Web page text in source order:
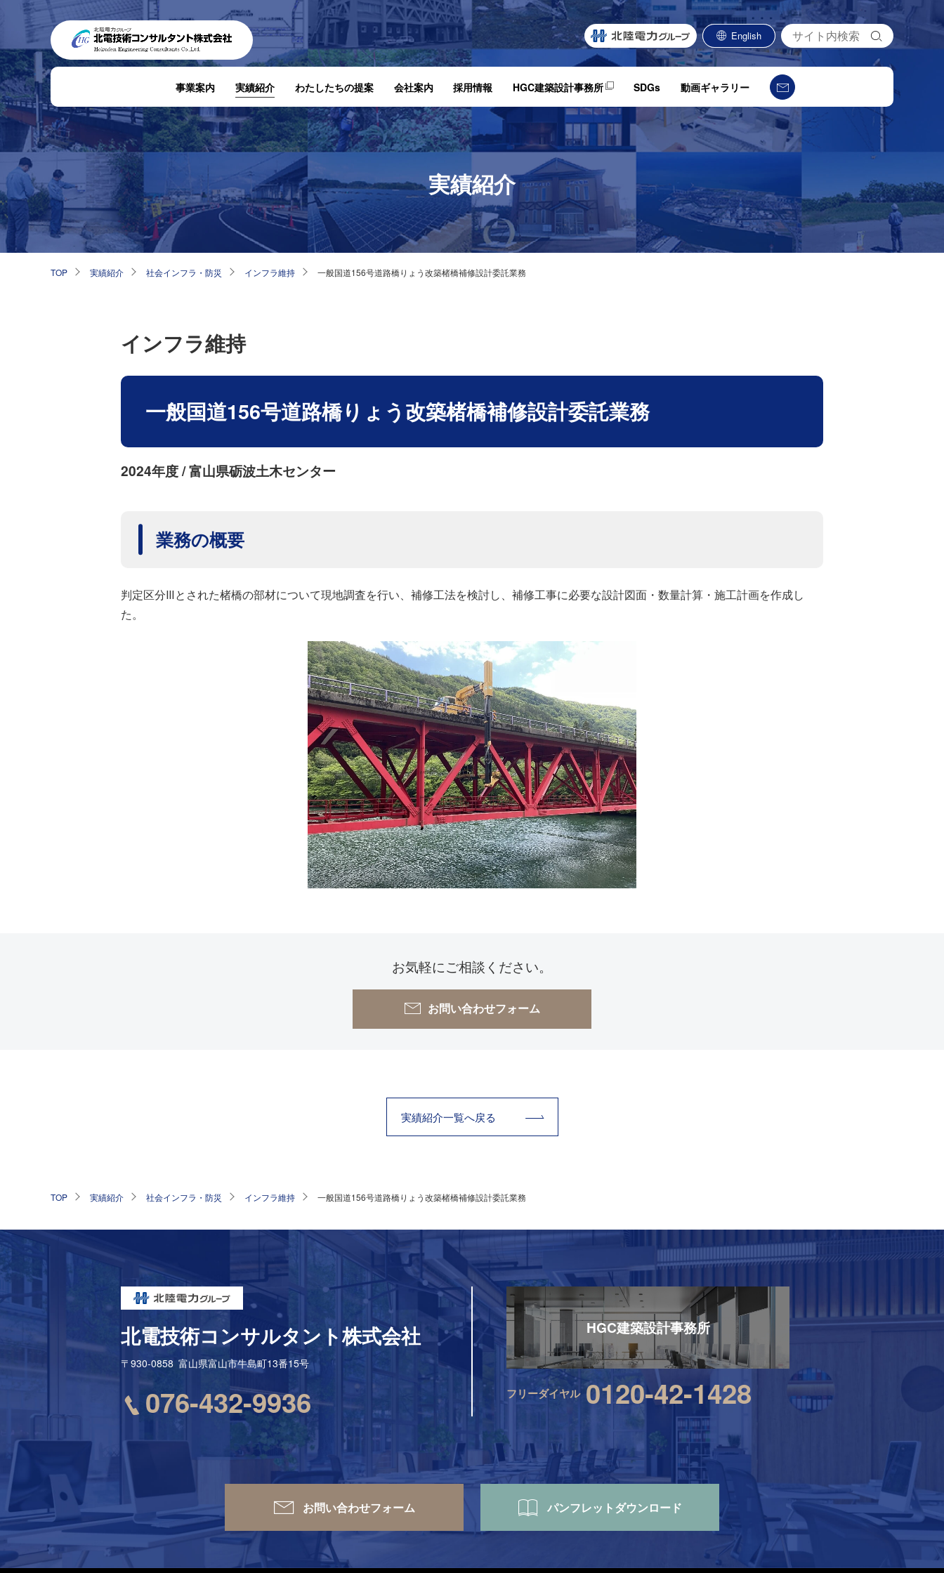
English 検
索
事業案内 実績紹介 わたしたちの提案 会社案内 採用情報 HGC建築設計事務所 SDGs 動画ギャラリー
実績紹介
TOP 実績紹介 社会インフラ・防災 インフラ維持 一般国道156号道路橋りょう改築楮橋補修設計委託業務
インフラ維持
一般国道156号道路橋りょう改築楮橋補修設計委託業務
2024年度 / 富山県砺波土木センター
業務の概要
判定区分Ⅲとされた楮橋の部材について現地調査を行い、補修工法を検討し、補修工事に必要な設計図面・数量計算・施工計画を作成し
た。
お気軽にご相談ください。
お問い合わせフォーム
実績紹介⼀覧へ戻る
TOP 実績紹介 社会インフラ・防災 インフラ維持 一般国道156号道路橋りょう改築楮橋補修設計委託業務
北電技術コンサルタント株式会社
〒930-0858 富山県富山市牛島町13番15号
076-432-9936
HGC建築設計事務所
フリーダイヤル 0120-42-1428
お問い合わせフォーム パンフレット ダウンロード